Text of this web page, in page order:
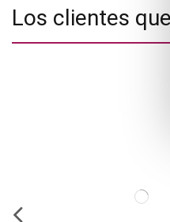
Los clientes